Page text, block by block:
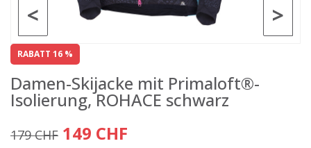
>
<
RABATT 16 %
Damen-Skijacke mit Primaloft®-
Isolierung, ROHACE schwarz
179 CHF 149 CHF